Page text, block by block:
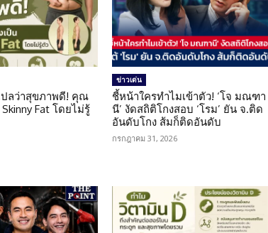
ลว่าสุขภาพดี! คุณ
Fat โดยไม่รู้
ข่าวเด่น
ชี้หน้าใครทำไมเข้าตัว! ‘โจ มณฑา
นี’ งัดสถิติโกงสอบ ‘โรม’ ยัน จ.ติด
อันดับโกง ส้มก็ติดอันดับ
กรกฎาคม 31, 2026